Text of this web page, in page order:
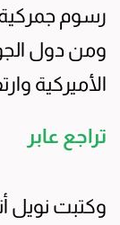
رسوم جمركية
ومن دول
الأميركية
تراجع عابر
وكتبت نويل